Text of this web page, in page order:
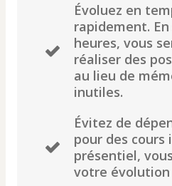
Évoluez en
rapidement.
heures, vous
réaliser des
au lieu de
inutiles.
Évitez de
pour des cours
présentiel,
votre